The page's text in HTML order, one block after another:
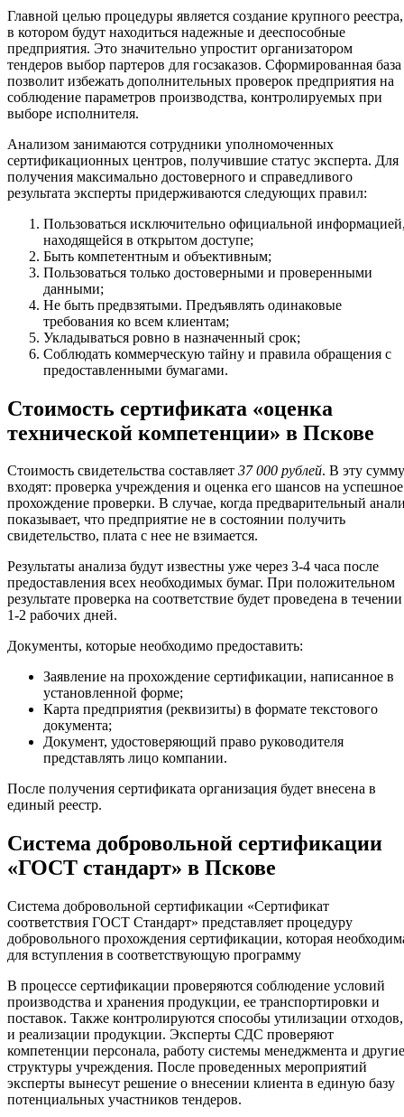
Главной целью процедуры является создание крупного реестра,
в котором будут находиться надежные и дееспособные
предприятия. Это значительно упростит организатором
тендеров выбор партеров для госзаказов. Сформированная база
позволит избежать дополнительных проверок предприятия на
соблюдение параметров производства, контролируемых при
выборе исполнителя.
Анализом занимаются сотрудники уполномоченных
сертификационных центров, получившие статус эксперта. Для
получения максимально достоверного и справедливого
результата эксперты придерживаются следующих правил:
Пользоваться исключительно официальной
находящейся в открытом доступе;
Быть компетентным и объективным;
Пользоваться только достоверными и проверенными
данными;
Не быть предвзятыми. Предъявлять одинаковые
требования ко всем клиентам;
Укладываться ровно в назначенный срок;
Соблюдать коммерческую тайну и правила обращения с
предоставленными бумагами.
Стоимость сертификата «оценка
технической компетенции» в Пскове
Стоимость свидетельства составляет 37 000 рублей. В эту сумму
входят: проверка учреждения и оценка его шансов на успешное
прохождение проверки. В случае, когда предварительный
показывает, что предприятие не в состоянии получить
свидетельство, плата с нее не взимается.
Результаты анализа будут известны уже через 3-4 часа после
предоставления всех необходимых бумаг. При положительном
результате проверка на соответствие будет проведена в течении
1-2 рабочих дней.
Документы, которые необходимо предоставить:
Заявление на прохождение сертификации, написанное в
установленной форме;
Карта предприятия (реквизиты) в формате текстового
документа;
Документ, удостоверяющий право руководителя
представлять лицо компании.
После получения сертификата организация будет внесена в
единый реестр.
Система добровольной сертификации
«ГОСТ стандарт» в Пскове
Система добровольной сертификации «Сертификат
соответствия ГОСТ Стандарт» представляет процедуру
добровольного прохождения сертификации, которая
для вступления в соответствующую программу
В процессе сертификации проверяются соблюдение условий
производства и хранения продукции, ее транспортировки и
поставок. Также контролируются способы утилизации отходов,
и реализации продукции. Эксперты СДС проверяют
компетенции персонала, работу системы менеджмента и другие
структуры учреждения. После проведенных мероприятий
эксперты вынесут решение о внесении клиента в единую базу
потенциальных участников тендеров.